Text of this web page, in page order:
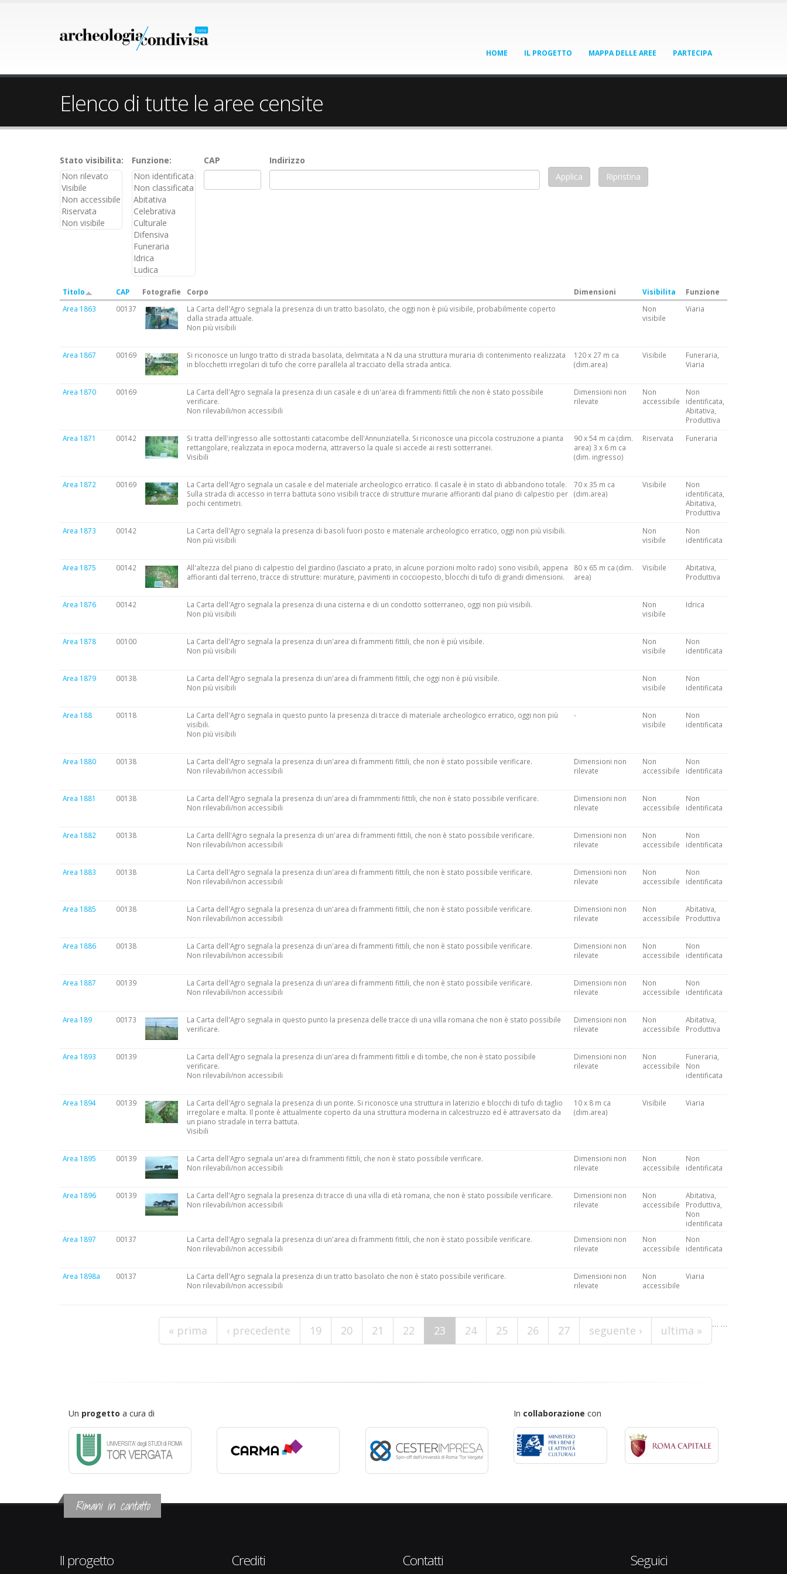
HOME IL PROGETTO MAPPA DELLE AREE PARTECIPA
Elenco di tutte le aree censite
Stato visibilita: Funzione: CAP Indirizzo
Titolo CAP Fotografie Corpo Dimensioni Visibilita
Funzione
Area 1863
00137
La Carta dell'Agro segnala la presenza di un tratto basolato, che oggi non è più visibile, probabilmente coperto
dalla strada attuale.
Non più visibili
Non
visibile
Viaria
Area 1867 00169
Si riconosce un lungo tratto di strada basolata, delimitata a N da una struttura muraria di contenimento realizzata
in blocchetti irregolari di tufo che corre parallela al tracciato della strada antica.
120 x 27 m ca
(dim.area)
Visibile
Funeraria,
Viaria
Area 1870 00169
La Carta dell'Agro segnala la presenza di un casale e di un'area di frammenti fittili che non è stato possibile
verificare.
Non rilevabili/non accessibili
Dimensioni non
rilevate
Non
accessibile
Non
identificata,
Abitativa,
Produttiva
Area 1871
00142
Si tratta dell'ingresso alle sottostanti catacombe dell'Annunziatella. Si riconosce una piccola costruzione a pianta
rettangolare, realizzata in epoca moderna, attraverso la quale si accede ai resti sotterranei.
Visibili
90 x 54 m ca (dim.
area) 3 x 6 m ca
(dim. ingresso)
Riservata Funeraria
Area 1872 00169
La Carta dell'Agro segnala un casale e del materiale archeologico erratico. Il casale è in stato di abbandono totale.
Sulla strada di accesso in terra battuta sono visibili tracce di strutture murarie affioranti dal piano di calpestio per
pochi centimetri.
70 x 35 m ca
(dim.area)
Visibile
Non
identificata,
Abitativa,
Produttiva
Area 1873
00142
La Carta dell'Agro segnala la presenza di basoli fuori posto e materiale archeologico erratico, oggi non più visibili.
Non più visibili
Non
visibile
Non
identificata
Area 1875 00142
All'altezza del piano di calpestio del giardino (lasciato a prato, in alcune porzioni molto rado) sono visibili, appena
affioranti dal terreno, tracce di strutture: murature, pavimenti in cocciopesto, blocchi di tufo di grandi dimensioni.
80 x 65 m ca (dim.
area)
Visibile
Abitativa,
Produttiva
Area 1876 00142
La Carta dell'Agro segnala la presenza di una cisterna e di un condotto sotterraneo, oggi non più visibili.
Non più visibili
Non
visibile
Idrica
Area 1878 00100
La Carta dell'Agro segnala la presenza di un'area di frammenti fittili, che non è più visibile.
Non più visibili
Non
visibile
Non
identificata
Area 1879 00138
La Carta dell'Agro segnala la presenza di un'area di frammenti fittili, che oggi non è più visibile.
Non più visibili
Non
visibile
Non
identificata
Area 188 00118
La Carta dell'Agro segnala in questo punto la presenza di tracce di materiale archeologico erratico, oggi non più
visibili.
Non più visibili
-
Non
visibile
Non
identificata
Area 1880 00138
La Carta dell'Agro segnala la presenza di un'area di frammenti fittili, che non è stato possibile verificare.
Non rilevabili/non accessibili
Dimensioni non
rilevate
Non
accessibile
Non
identificata
Area 1881 00138
La Carta dell'Agro segnala la presenza di un'area di frammmenti fittili, che non è stato possibile verificare.
Non rilevabili/non accessibili
Dimensioni non
rilevate
Non
accessibile
Non
identificata
Area 1882 00138
La Carta delll'Agro segnala la presenza di un'area di frammenti fittili, che non è stato possibile verificare.
Non rilevabili/non accessibili
Dimensioni non
rilevate
Non
accessibile
Non
identificata
Area 1883 00138
La Carta dell'Agro segnala la presenza di un'area di frammenti fittili, che non è stato possibile verificare.
Non rilevabili/non accessibili
Dimensioni non
rilevate
Non
accessibile
Non
identificata
Area 1885 00138
La Carta dell'Agro segnala la presenza di un'area di frammenti fittili, che non è stato possibile verificare.
Non rilevabili/non accessibili
Dimensioni non
rilevate
Non
accessibile
Abitativa,
Produttiva
Area 1886 00138
La Carta dell'Agro segnala la presenza di un'area di frammenti fittili, che non è stato possibile verificare.
Non rilevabili/non accessibili
Dimensioni non
rilevate
Non
accessibile
Non
identificata
Area 1887 00139
La Carta dell'Agro segnala la presenza di un'area di frammenti fittili, che non è stato possibile verificare.
Non rilevabili/non accessibili
Dimensioni non
rilevate
Non
accessibile
Non
identificata
Area 189 00173
La Carta dell'Agro segnala in questo punto la presenza delle tracce di una villa romana che non è stato possibile
verificare.
Dimensioni non
rilevate
Non
accessibile
Abitativa,
Produttiva
Area 1893 00139
La Carta dell'Agro segnala la presenza di un'area di frammenti fittili e di tombe, che non è stato possibile
verificare.
Non rilevabili/non accessibili
Dimensioni non
rilevate
Non
accessibile
Funeraria,
Non
identificata
Area 1894 00139
La Carta dell'Agro segnala la presenza di un ponte. Si riconosce una struttura in laterizio e blocchi di tufo di taglio
irregolare e malta. Il ponte è attualmente coperto da una struttura moderna in calcestruzzo ed è attraversato da
un piano stradale in terra battuta.
Visibili
10 x 8 m ca
(dim.area)
Visibile Viaria
Area 1895 00139
La Carta dell'Agro segnala un'area di frammenti fittili, che non è stato possibile verificare.
Non rilevabili/non accessibili
Dimensioni non
rilevate
Non
accessibile
Non
identificata
Area 1896 00139
La Carta dell'Agro segnala la presenza di tracce di una villa di età romana, che non è stato possibile verificare.
Non rilevabili/non accessibili
Dimensioni non
rilevate
Non
accessibile
Abitativa,
Produttiva,
Non
identificata
Area 1897
00137
La Carta dell'Agro segnala la presenza di un'area di frammenti fittili, che non è stato possibile verificare.
Non rilevabili/non accessibili
Dimensioni non
rilevate
Non
accessibile
Non
identificata
Area 1898a 00137
La Carta dell'Agro segnala la presenza di un tratto basolato che non è stato possibile verificare.
Non rilevabili/non accessibili
Dimensioni non
rilevate
Non
accessibile
Viaria
« prima ‹ precedente …
19 20 21 22 23 24 25 26 27 …
seguente › ultima »
Un progetto a cura di In collaborazione con
Rimani in contatto
Il progetto Crediti Contatti Seguici